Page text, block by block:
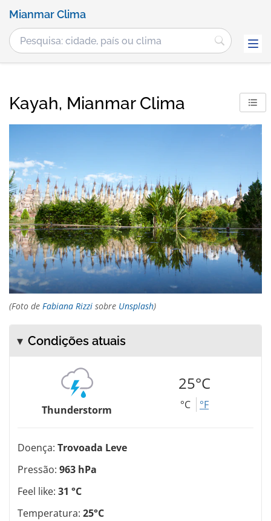
Mianmar Clima
Kayah, Mianmar Clima
(Foto de Fabiana Rizzi sobre Unsplash)
Condições atuais
Thunderstorm
25°C
°C °F
Doença: Trovoada Leve
Pressão: 963 hPa
Feel like: 31 °C
Temperatura: 25°C